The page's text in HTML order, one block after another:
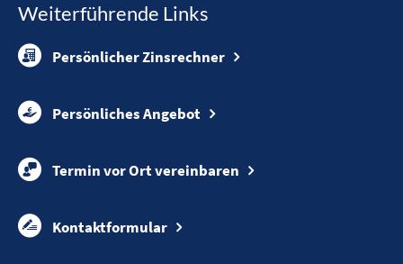
Weiterführende Links
Persönlicher Zinsrechner
Persönliches Angebot
Termin vor Ort vereinbaren
Kontaktformular